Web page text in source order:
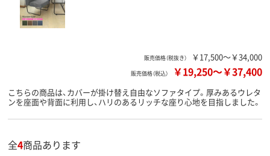
販売価格（税抜き） ￥17,500～￥34,000
販売価格（税込） ￥19,250～￥37,400
こちらの商品は、カバーが掛け替え自由なソファタイプ。厚みあるウレタ
ンを座面や背面に利用し、ハリのあるリッチな座り心地を目指しました。
全4商品あります